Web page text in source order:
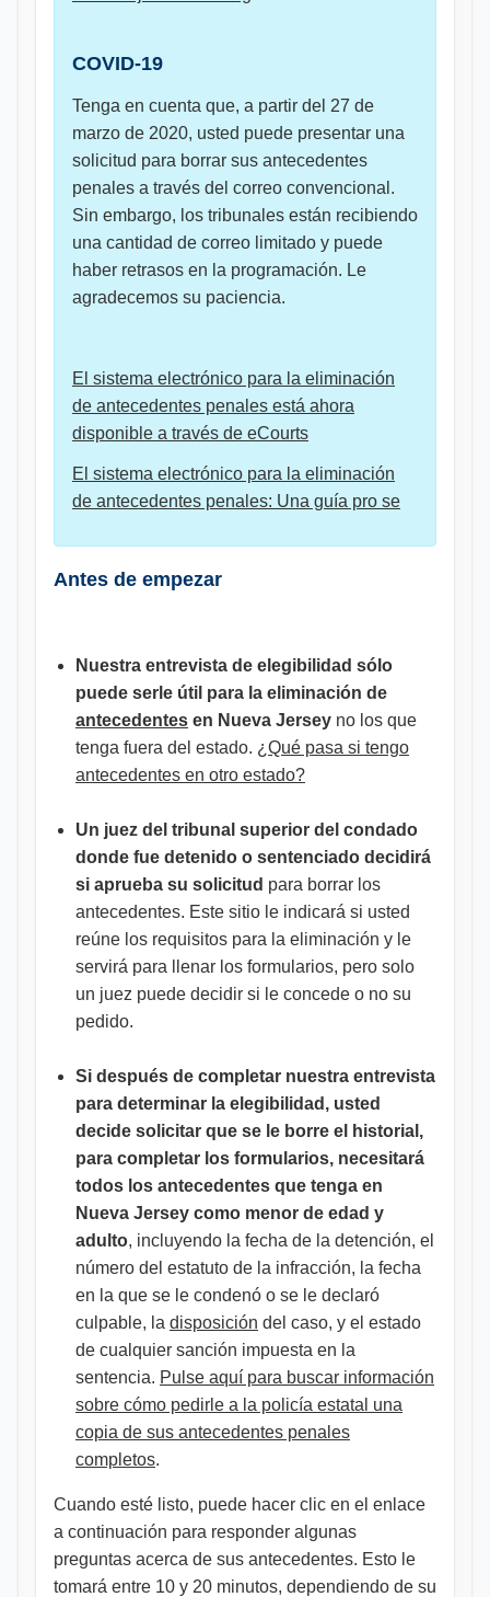
COVID-19
Tenga en cuenta que, a partir del 27 de
marzo de 2020, usted puede presentar una
solicitud para borrar sus antecedentes
penales a través del correo convencional.
Sin embargo, los tribunales están recibiendo
una cantidad de correo limitado y puede
haber retrasos en la programación. Le
agradecemos su paciencia.
El sistema electrónico para la eliminación
de antecedentes penales está ahora
disponible a través de eCourts
El sistema electrónico para la eliminación
de antecedentes penales: Una guía pro se
Antes de empezar
Nuestra entrevista de elegibilidad sólo
puede serle útil para la eliminación de
antecedentes en Nueva Jersey no los que
tenga fuera del estado. ¿Qué pasa si tengo
antecedentes en otro estado?
Un juez del tribunal superior del condado
donde fue detenido o sentenciado decidirá
si aprueba su solicitud para borrar los
antecedentes. Este sitio le indicará si usted
reúne los requisitos para la eliminación y le
servirá para llenar los formularios, pero solo
un juez puede decidir si le concede o no su
pedido.
Si después de completar nuestra entrevista
para determinar la elegibilidad, usted
decide solicitar que se le borre el historial,
para completar los formularios, necesitará
todos los antecedentes que tenga en
Nueva Jersey como menor de edad y
adulto, incluyendo la fecha de la detención, el
número del estatuto de la infracción, la fecha
en la que se le condenó o se le declaró
culpable, la disposición del caso, y el estado
de cualquier sanción impuesta en la
sentencia. Pulse aquí para buscar información
sobre cómo pedirle a la policía estatal una
copia de sus antecedentes penales
completos.
Cuando esté listo, puede hacer clic en el enlace
a continuación para responder algunas
preguntas acerca de sus antecedentes. Esto le
tomará entre 10 y 20 minutos, dependiendo de su